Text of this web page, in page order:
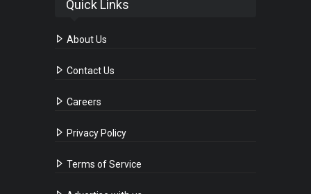
Quick Links
About Us
Contact Us
Careers
Privacy Policy
Terms of Service